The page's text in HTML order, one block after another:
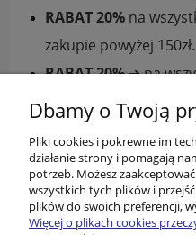
RABAT 20% na
zakupie powyżej
RABAT 20%➔ na
pakiet20
Dbamy o Twoją
Pliki cookies i pokrewne im
działanie strony i pomagają
potrzeb. Możesz
wszystkich tych plików i
plików do swoich preferencji,
Więcej o plikach cookies